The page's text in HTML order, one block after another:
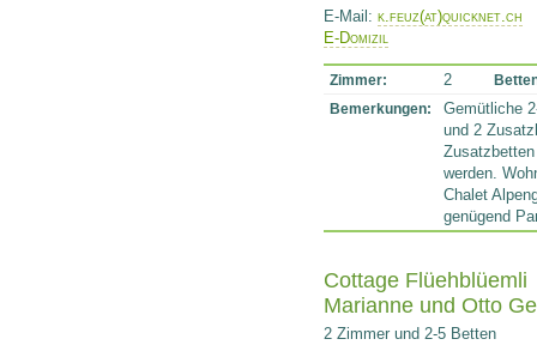
E-Mail: k.feuz(at)quicknet.ch
E-Domizil
Zimmer: 2
Bemerkungen:
Gemütliche
und 2
werden.
Chalet
genügend
Cottage Flüehblüemli
Marianne und Otto
2 Zimmer und 2-5 Betten